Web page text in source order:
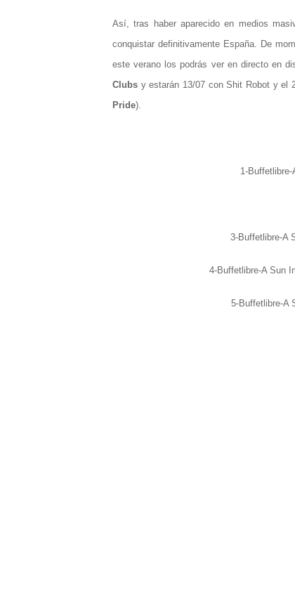
Así, tras haber aparecido en medios
conquistar definitivamente España. De
este verano los podrás ver en directo en
Clubs y estarán 13/07 con Shit Robot y el
Pride).
1-
3-Buffetlibre-A
4-Buffetlibre-A Sun
5-Buffetlibre-A